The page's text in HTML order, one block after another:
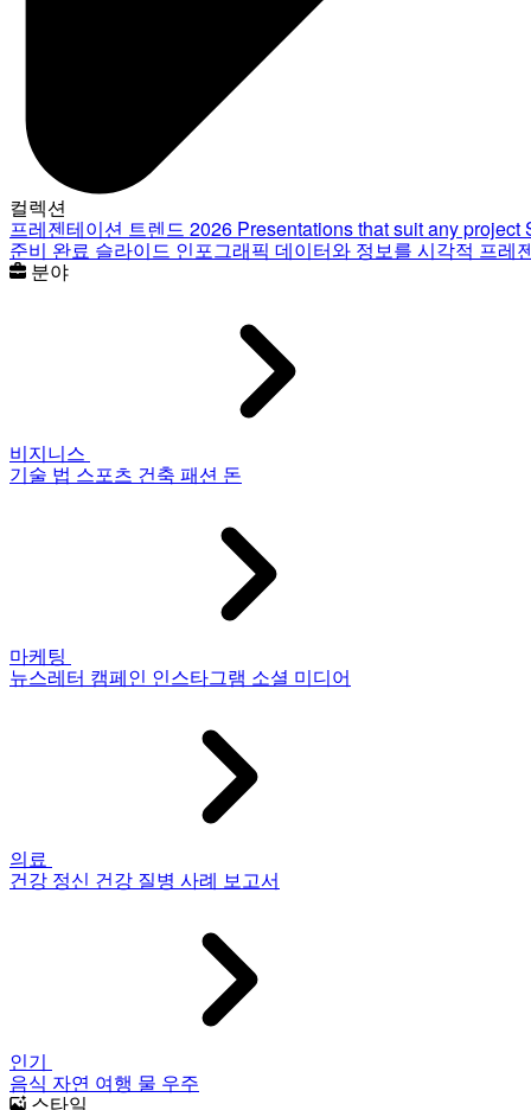
컬렉션
프레젠테이션 트렌드 2026 Presentations that suit any project
준비 완료 슬라이드 인포그래픽 데이터와 정보를 시각적 프레
분야
비지니스
기술 법 스포츠 건축 패션 돈
마케팅
뉴스레터 캠페인 인스타그램 소셜 미디어
의료
건강 정신 건강 질병 사례 보고서
인기
음식 자연 여행 물 우주
스타일